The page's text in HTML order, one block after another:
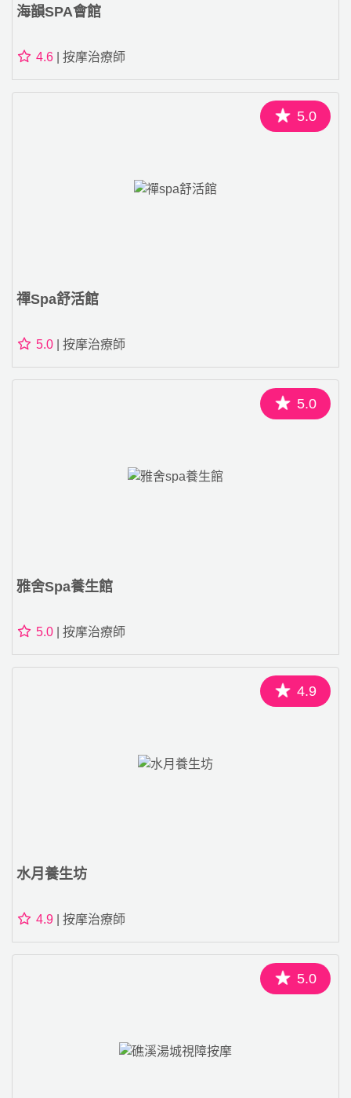
海韻SPA會館
4.6 | 按摩治療師
5.0
禪spa舒活館
5.0 | 按摩治療師
5.0
雅舍spa養生館
5.0 | 按摩治療師
4.9
水月養生坊
4.9 | 按摩治療師
5.0